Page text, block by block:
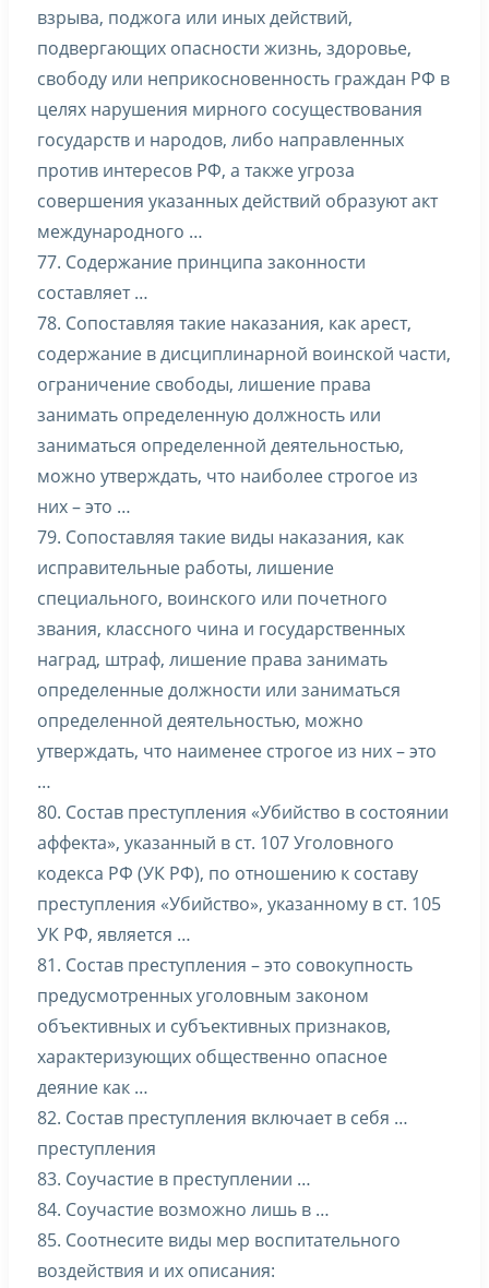
взрыва, поджога или иных действий,
подвергающих опасности жизнь, здоровье,
свободу или неприкосновенность граждан РФ в
целях нарушения мирного сосуществования
государств и народов, либо направленных
против интересов РФ, а также угроза
совершения указанных действий образуют акт
международного …
77. Содержание принципа законности
составляет …
78. Сопоставляя такие наказания, как арест,
содержание в дисциплинарной воинской части,
ограничение свободы, лишение права
занимать определенную должность или
заниматься определенной деятельностью,
можно утверждать, что наиболее строгое из
них – это …
79. Сопоставляя такие виды наказания, как
исправительные работы, лишение
специального, воинского или почетного
звания, классного чина и государственных
наград, штраф, лишение права занимать
определенные должности или заниматься
определенной деятельностью, можно
утверждать, что наименее строгое из них – это
…
80. Состав преступления «Убийство в состоянии
аффекта», указанный в ст. 107 Уголовного
кодекса РФ (УК РФ), по отношению к составу
преступления «Убийство», указанному в ст. 105
УК РФ, является …
81. Состав преступления – это совокупность
предусмотренных уголовным законом
объективных и субъективных признаков,
характеризующих общественно опасное
деяние как …
82. Состав преступления включает в себя …
преступления
83. Соучастие в преступлении …
84. Соучастие возможно лишь в …
85. Соотнесите виды мер воспитательного
воздействия и их описания: